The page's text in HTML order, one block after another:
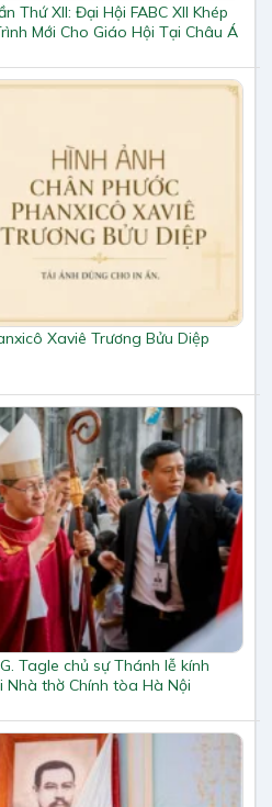
Thứ XII: Đại Hội FABC XII Khép
Mới Cho Giáo Hội Tại Châu Á
Xaviê Trương Bửu Diệp
Tagle chủ sự Thánh lễ kính
thờ Chính tòa Hà Nội